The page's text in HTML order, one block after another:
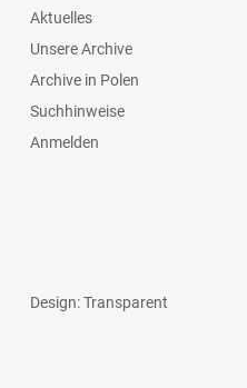
Aktuelles
Unsere Archive
Archive in Polen
Suchhinweise
Anmelden
Design: Transparent